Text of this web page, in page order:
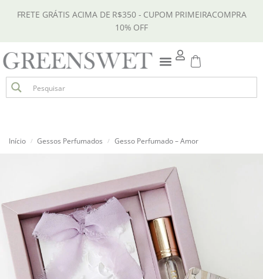
FRETE GRÁTIS ACIMA DE R$350 - CUPOM PRIMEIRACOMPRA
10% OFF
Início / Gessos Perfumados / Gesso Perfumado – Amor